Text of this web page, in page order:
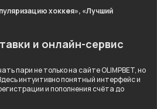
хоккея», «Лучший
и онлайн-сервис
пари не только на сайте OLIMPBET, но
интуитивно понятный интерфейс и
и пополнения счёта до